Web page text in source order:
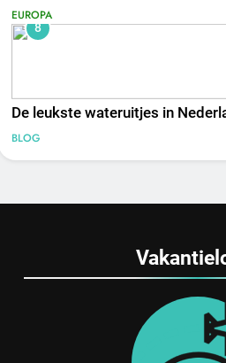
EUROPA
8
De leukste wateruitjes in
BLOG